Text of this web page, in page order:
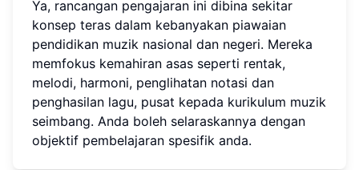
Ya, rancangan pengajaran ini dibina sekitar
konsep teras dalam kebanyakan piawaian
pendidikan muzik nasional dan negeri. Mereka
memfokus kemahiran asas seperti rentak,
melodi, harmoni, penglihatan notasi dan
penghasilan lagu, pusat kepada kurikulum muzik
seimbang. Anda boleh selaraskannya dengan
objektif pembelajaran spesifik anda.